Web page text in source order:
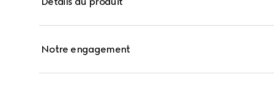
caractéristiques des collections de la Maison,
Notre engagement